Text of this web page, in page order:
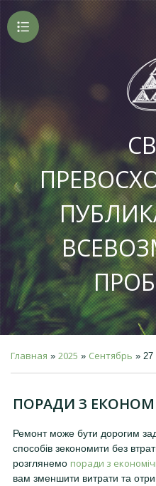
Главная » 2025 » Сентябрь » 27
ПОРАДИ З
Ремонт може бути дорогим
способів зекономити без
розглянемо поради з
вам зменшити витрати та